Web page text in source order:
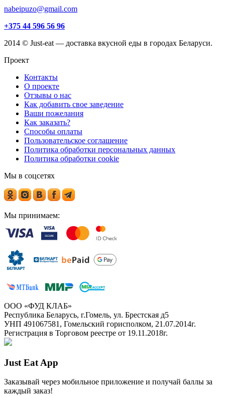
nabeipuzo@gmail.com
+375 44 596 56 96
2014 © Just-eat — доставка вкусной еды в городах Беларуси.
Проект
Контакты
О проекте
Отзывы о нас
Как добавить свое заведение
Ваши пожелания
Как заказать?
Способы оплаты
Пользовательское соглашение
Политика обработки персональных данных
Политика обработки cookie
Мы в соцсетях
Мы принимаем:
ООО «ФУД КЛАБ»
Республика Беларусь, г.Гомель, ул. Брестская д5
УНП 491067581, Гомельский горисполком, 21.07.2014г.
Регистрация в Торговом реестре от 19.11.2018г.
Just Eat App
Заказывай через мобильное приложение и получай баллы за
каждый заказ!